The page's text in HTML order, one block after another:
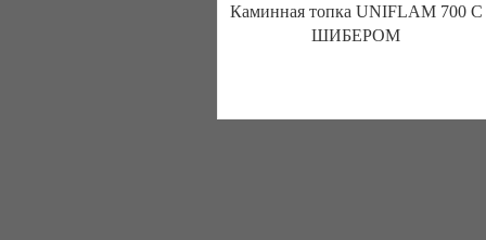
Каминная топка UNIFLAM 700 С
ШИБЕРОМ
(098) 218-97-27